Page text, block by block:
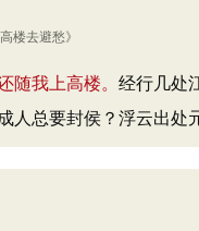
楼去避愁》
随我上高楼。 经行几处
人总要封侯？浮云出处